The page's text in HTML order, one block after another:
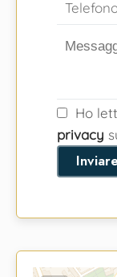
Ho
privacy